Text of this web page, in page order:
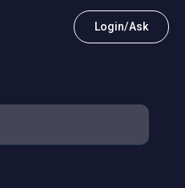
Login/Ask